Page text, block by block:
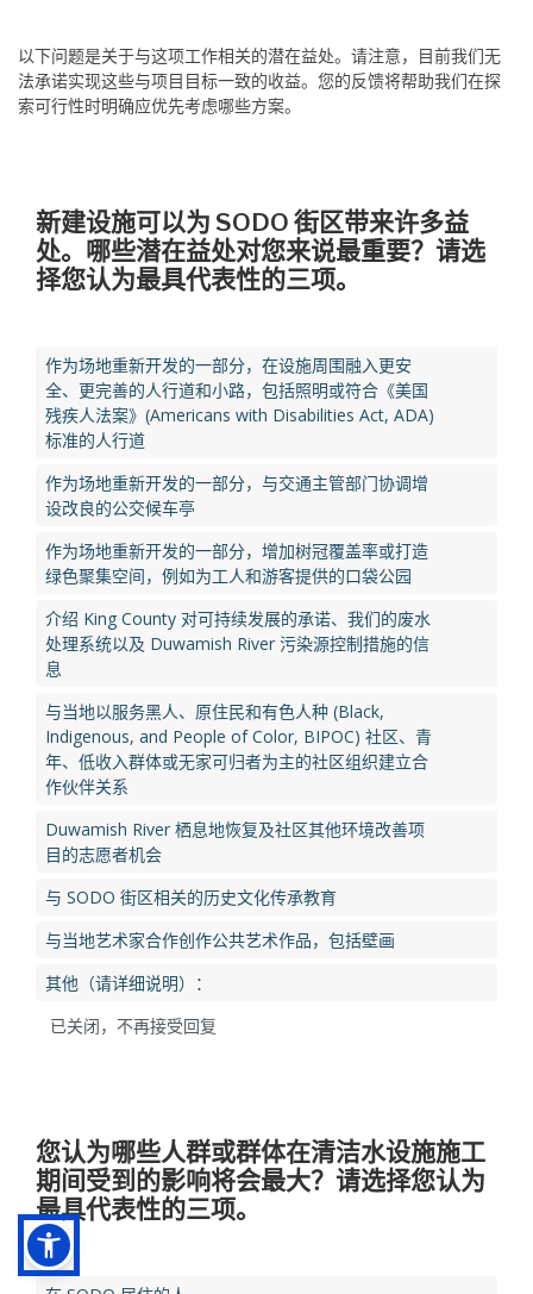
以下问题是关于与这项工作相关的潜在益处。请注意，目前我们无
法承诺实现这些与项目目标一致的收益。您的反馈将帮助我们在探
索可行性时明确应优先考虑哪些方案。
新建设施可以为 SODO 街区带来许多益
处。哪些潜在益处对您来说最重要？请选
择您认为最具代表性的三项。
作为场地重新开发的一部分，在设施周围融入更安
全、更完善的人行道和小路，包括照明或符合《美国
残疾人法案》(Americans with Disabilities Act, ADA)
标准的人行道
作为场地重新开发的一部分，与交通主管部门协调增
设改良的公交候车亭
作为场地重新开发的一部分，增加树冠覆盖率或打造
绿色聚集空间，例如为工人和游客提供的口袋公园
介绍 King County 对可持续发展的承诺、我们的废水
处理系统以及 Duwamish River 污染源控制措施的信
息
与当地以服务黑人、原住民和有色人种 (Black,
Indigenous, and People of Color, BIPOC) 社区、青
年、低收入群体或无家可归者为主的社区组织建立合
作伙伴关系
Duwamish River 栖息地恢复及社区其他环境改善项
目的志愿者机会
与 SODO 街区相关的历史文化传承教育
与当地艺术家合作创作公共艺术作品，包括壁画
其他（请详细说明）：
已关闭，不再接受回复
您认为哪些人群或群体在清洁水设施施工
期间受到的影响将会最大？请选择您认为
最具代表性的三项。